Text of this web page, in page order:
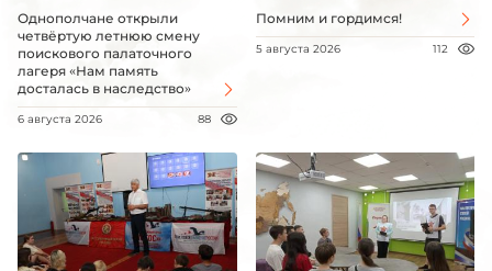
Однополчане открыли
четвёртую летнюю смену
поискового палаточного
лагеря «Нам память
досталась в наследство»
6 августа 2026 88
Помним и гордимся!
5 августа 2026 112